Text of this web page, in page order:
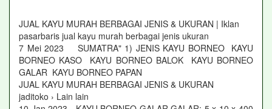
JUAL KAYU MURAH BERBAGAI JENIS & UKURAN | Iklan
pasarbaris jual kayu murah berbagai jenis ukuran
7 Mei 2023 SUMATRA" 1) JENIS KAYU BORNEO KAYU
BORNEO KASO KAYU BORNEO BALOK KAYU BORNEO
GALAR KAYU BORNEO PAPAN
JUAL KAYU MURAH BERBAGAI JENIS & UKURAN
jaditoko › Lain lain